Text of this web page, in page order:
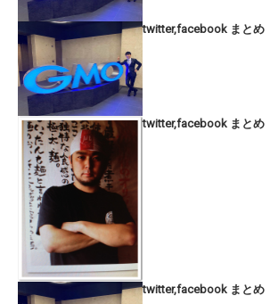
twitter,facebook まとめ
twitter,facebook まとめ
twitter,facebook まとめ